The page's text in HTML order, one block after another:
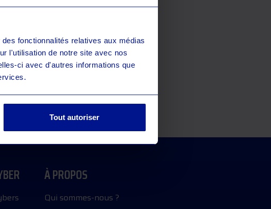
fonctionnalités relatives aux médias
l'utilisation de notre site avec nos
ci avec d'autres informations que
Tout autoriser
À PROPOS
Qui sommes-nous ?